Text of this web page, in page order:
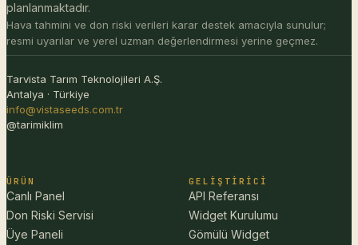
planlanmaktadır.
Hava tahmini ve don riski verileri karar destek amacıyla sunulur;
resmi uyarılar ve yerel uzman değerlendirmesi yerine geçmez.
Tarvista Tarım Teknolojileri A.Ş.
Antalya · Türkiye
info@vistaseeds.com.tr
@tarimiklim
ÜRÜN
Canlı Panel
Don Riski Servisi
Üye Paneli
GELIŞTIRICI
API Referansı
Widget Kurulumu
Gömülü Widget